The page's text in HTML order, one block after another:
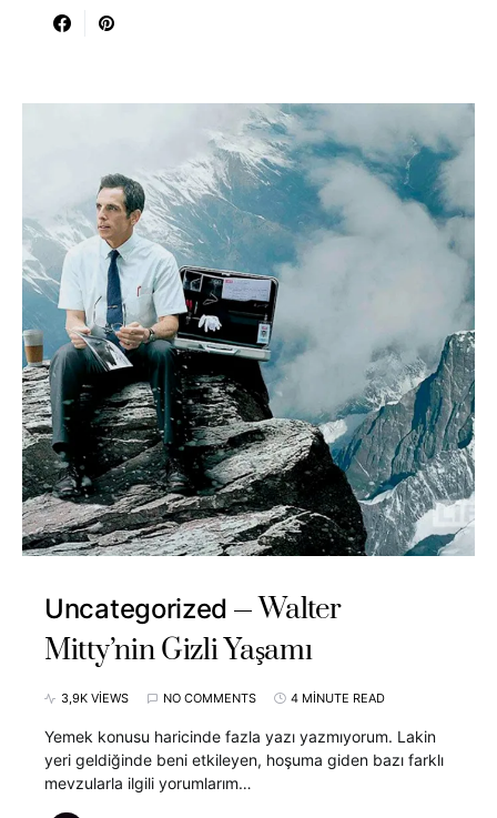
Uncategorized
Walter
Mitty’nin Gizli Yaşamı
3,9K VIEWS NO COMMENTS 4 MINUTE READ
Yemek konusu haricinde fazla yazı yazmıyorum. Lakin
yeri geldiğinde beni etkileyen, hoşuma giden bazı farklı
mevzularla ilgili yorumlarım…